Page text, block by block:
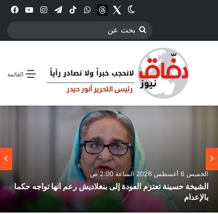
انستقرامتيلقرام‫TikTokواتسابthreadsTwitter
الوضع المظلم
بحث
القائمة
الخميس 6 أغسطس 2026 الساعة 2:00 ص
الشيخة حسينة تعتزم العودة إلى بنغلاديش رعم انها تواجه حكما
بالإعدام